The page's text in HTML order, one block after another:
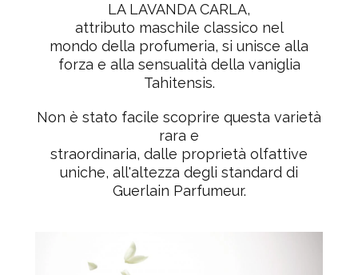
LA LAVANDA CARLA,
attributo maschile classico nel
mondo della profumeria, si unisce alla
forza e alla sensualità della vaniglia
Tahitensis.
Non è stato facile scoprire questa varietà
rara e
straordinaria, dalle proprietà olfattive
uniche, all'altezza degli standard di
Guerlain Parfumeur.